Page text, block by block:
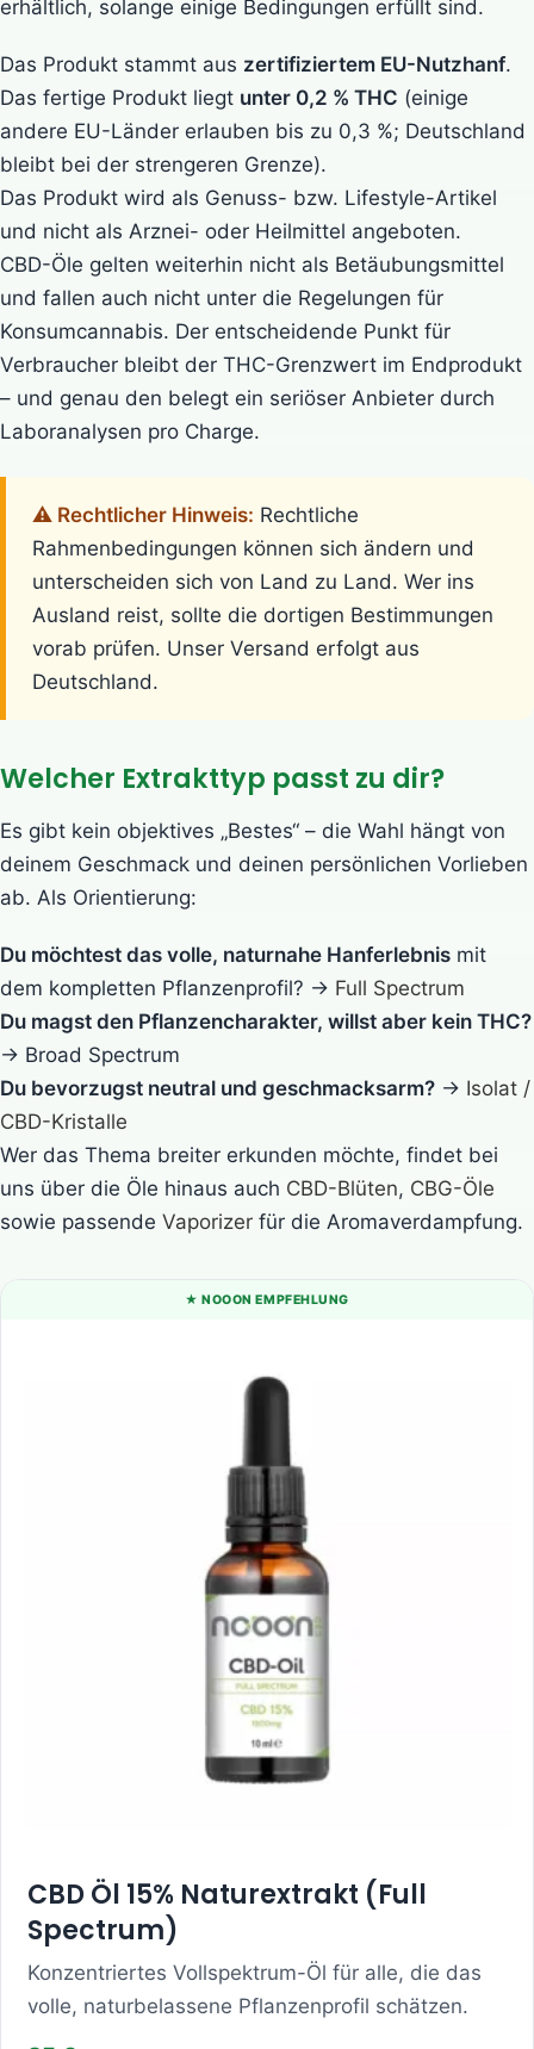
erhältlich, solange einige Bedingungen erfüllt sind.
Das Produkt stammt aus zertifiziertem EU-Nutzhanf.
Das fertige Produkt liegt unter 0,2 % THC (einige
andere EU-Länder erlauben bis zu 0,3 %; Deutschland
bleibt bei der strengeren Grenze).
Das Produkt wird als Genuss- bzw. Lifestyle-Artikel
und nicht als Arznei- oder Heilmittel angeboten.
CBD-Öle gelten weiterhin nicht als Betäubungsmittel
und fallen auch nicht unter die Regelungen für
Konsumcannabis. Der entscheidende Punkt für
Verbraucher bleibt der THC-Grenzwert im Endprodukt
– und genau den belegt ein seriöser Anbieter durch
Laboranalysen pro Charge.
⚠️ Rechtlicher Hinweis: Rechtliche
Rahmenbedingungen können sich ändern und
unterscheiden sich von Land zu Land. Wer ins
Ausland reist, sollte die dortigen Bestimmungen
vorab prüfen. Unser Versand erfolgt aus
Deutschland.
Welcher Extrakttyp passt zu dir?
Es gibt kein objektives „Bestes“ – die Wahl hängt von
deinem Geschmack und deinen persönlichen Vorlieben
ab. Als Orientierung:
Du möchtest das volle, naturnahe Hanferlebnis mit
dem kompletten Pflanzenprofil? → Full Spectrum
Du magst den Pflanzencharakter, willst aber kein THC?
→ Broad Spectrum
Du bevorzugst neutral und geschmacksarm? → Isolat /
CBD-Kristalle
Wer das Thema breiter erkunden möchte, findet bei
uns über die Öle hinaus auch CBD-Blüten, CBG-Öle
sowie passende Vaporizer für die Aromaverdampfung.
★ NOOON EMPFEHLUNG
CBD Öl 15% Naturextrakt (Full
Spectrum)
Konzentriertes Vollspektrum-Öl für alle, die das
volle, naturbelassene Pflanzenprofil schätzen.